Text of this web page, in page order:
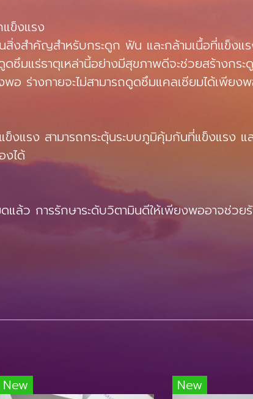
แข็งแรง
สิ่งสำคัญสำหรับกระดูก ฟัน และกล้ามเนื้อที่แข็งแ
มแร่ธาตุเหล่านี้อย่างมีสุขภาพดีจะช่วยสร้างกร
อ ร่างกายจะไม่สามารถดูดซึมแคลเซียมได้เพียง
ข็งแรง สามารถกระตุ้นระบบภูมิคุ้มกันที่แข็งแรง
งได้
แล้ว การรักษาระดับวิตามินดีให้เพียงพออาจช่ว
New New